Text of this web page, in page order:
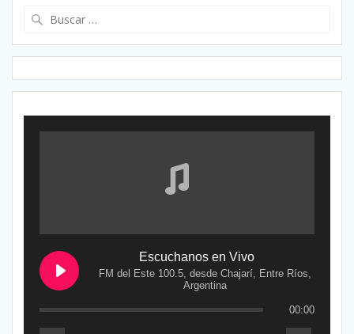
Escuchanos en Vivo
FM del Este 100.5, desde Chajarí, Entre Ríos,
Argentina
00:00